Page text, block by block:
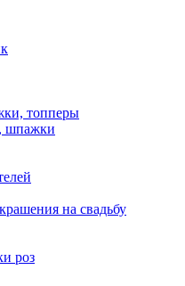
топперы
шпажки
на свадьбу
роз